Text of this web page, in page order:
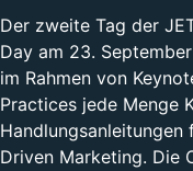
Der zweite Tag der
Day am 23.
im Rahmen von
Practices jede Menge
Handlungsanleitungen
Driven Marketing. Die